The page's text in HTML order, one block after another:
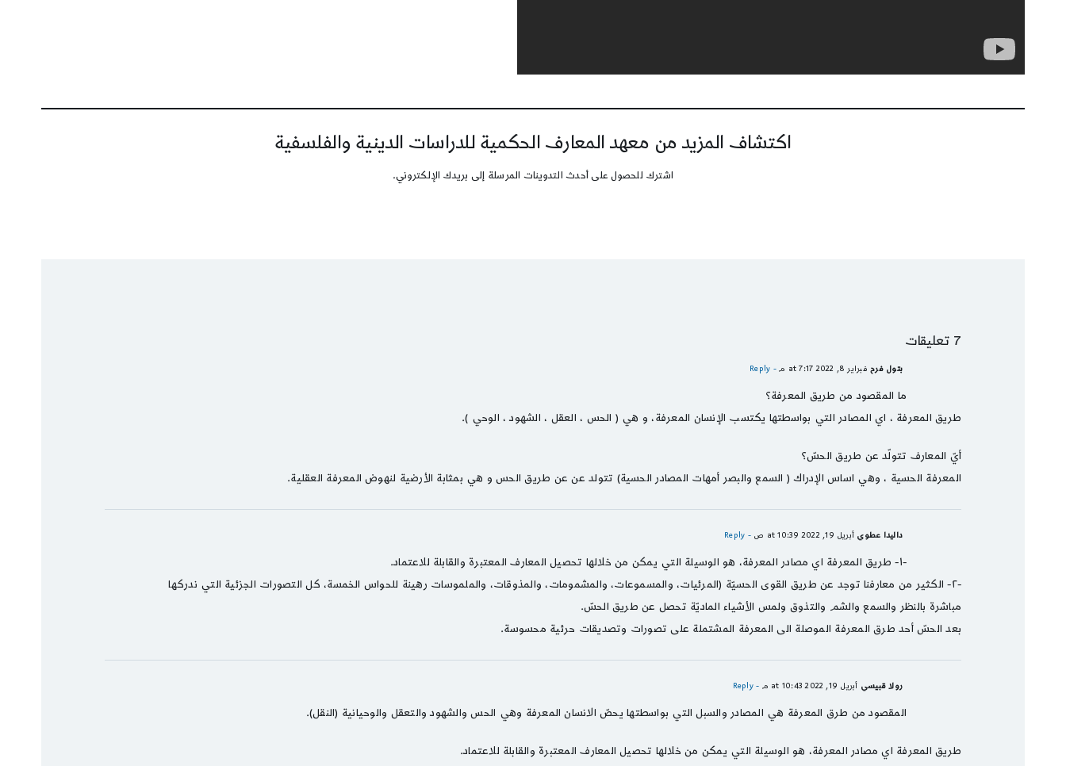
اكتشاف المزيد من معهد المعارف الحكمية للدراسات الدينية والفلسفية
اشترك للحصول على أحدث التدوينات المرسلة إلى بريدك الإلكتروني.
7 تعليقات
بتول فرح فبراير 8, 2022 at 7:17 م - Reply
ما المقصود من طريق المعرفة؟
طريق المعرفة ، اي المصادر التي بواسطتها يكتسب الإنسان المعرفة، و هي ( الحس ، العقل ، الشهود ، الوحي ).
أيّ المعارف تتولّد عن طريق الحسّ؟
المعرفة الحسية ، وهي اساس الإدراك ( السمع والبصر أمهات المصادر الحسية) تتولد عن عن طريق الحس و هي بمثابة الأرضية لنهوض المعرفة العقلية.
داليدا عطوي أبريل 19, 2022 at 10:39 ص - Reply
-١- طريق المعرفة اي مصادر المعرفة، هو الوسيلة التي يمكن من خلالها تحصيل المعارف المعتبرة والقابلة للاعتماد.
-٢- الكثير من معارفنا توجد عن طريق القوى الحسيّة (المرئيات، والمسموعات، والمشمومات، والمذوقات، والملموسات رهينة للحواس الخمسة، كل التصورات الجزئية التي ندركها
مباشرة بالنظر والسمع والشم والتذوق ولمس الأشياء الماديّة تحصل عن طريق الحسّ.
بعد الحسّ أحد طرق المعرفة الموصلة الى المعرفة المشتملة على تصورات وتصديقات حرئية محسوسة.
رولا قبيسي أبريل 19, 2022 at 10:43 م - Reply
المقصود من طرق المعرفة هي المصادر والسبل التي بواسطتها يحصّ الانسان المعرفة وهي الحس والشهود والتعقل والوحيانية (النقل).
طريق المعرفة اي مصادر المعرفة، هو الوسيلة التي يمكن من خلالها تحصيل المعارف المعتبرة والقابلة للاعتماد.